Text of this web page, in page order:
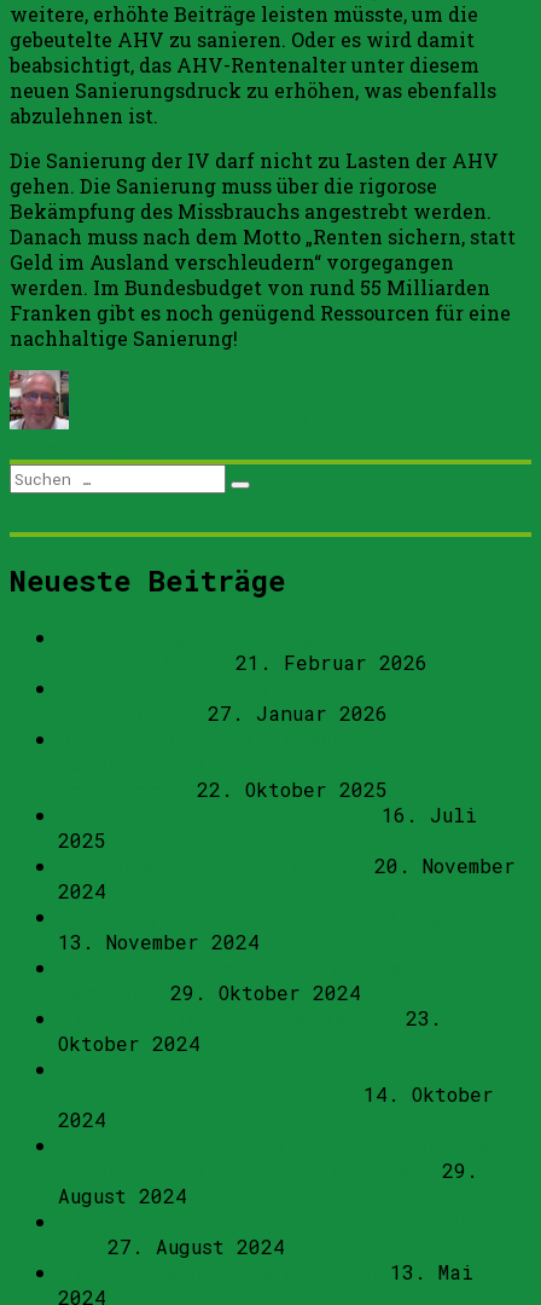
weitere, erhöhte Beiträge leisten müsste, um die
gebeutelte AHV zu sanieren. Oder es wird damit
beabsichtigt, das AHV-Rentenalter unter diesem
neuen Sanierungsdruck zu erhöhen, was ebenfalls
abzulehnen ist.
Die Sanierung der IV darf nicht zu Lasten der AHV
gehen. Die Sanierung muss über die rigorose
Bekämpfung des Missbrauchs angestrebt werden.
Danach muss nach dem Motto „Renten sichern, statt
Geld im Ausland verschleudern“ vorgegangen
werden. Im Bundesbudget von rund 55 Milliarden
Franken gibt es noch genügend Ressourcen für eine
nachhaltige Sanierung!
Autor
Veröffentlicht
am
Plünderung
der
Suchen
nach:
Suchen
Neueste Beiträge
21. Februar 2026
27. Januar 2026
22. Oktober 2025
16. Juli
2025
20. November
2024
13. November 2024
29. Oktober 2024
23.
Oktober 2024
14. Oktober
2024
29.
August 2024
27. August 2024
13. Mai
2024